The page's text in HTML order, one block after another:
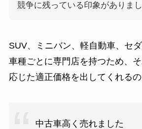
競争に残っている印象がありまし
SUV、ミニバン、軽自動車、セダ
車種ごとに専門店を持つため、
応じた適正価格を出してくれるの
中古車高く売れました